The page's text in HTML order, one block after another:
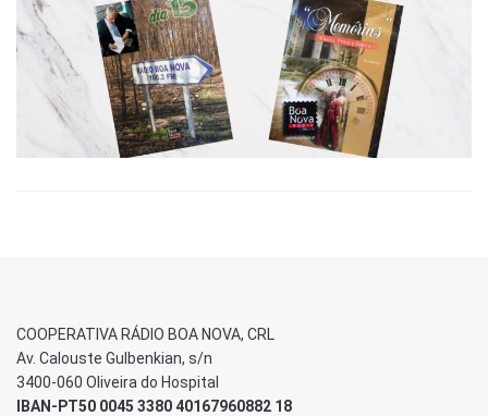
COOPERATIVA RÁDIO BOA NOVA, CRL
Av. Calouste Gulbenkian, s/n
3400-060 Oliveira do Hospital
IBAN-PT50 0045 3380 40167960882 18